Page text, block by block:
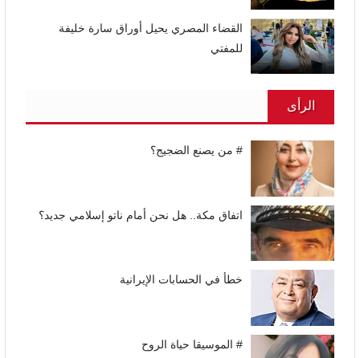
القضاء المصري يحيل أوراق سارة خليفة
للمفتي
الرأى
# من يصنع الضجيج؟
اتفاق مكة.. هل نحن أمام ناتو إسلامي جديد؟
خطأ في الحسابات الإيرانية
# الموسيقا حياة الروح